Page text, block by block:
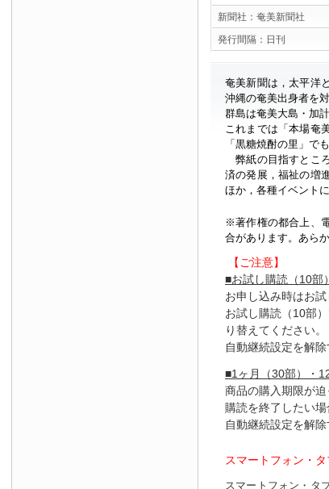
新聞社： 奄美新聞社
発行間隔： 日刊
奄美新聞は，太平洋
沖縄の奄美出身者を
群島は奄美大島・加
これまでは「本場奄
「黒糖焼酎の里」で
弊紙の目指すとこ
済の発展，福祉の増
ほか，各種イベント
※著作権の都合上、
合があります。あら
【ご注意】
■お試し購読（10部
お申し込み時はお
お試し購読（10部
り替えてください。
自動継続設定を解
■1ヶ月（30部）・
商品の購入期限が迫
購読を終了したい
自動継続設定を解
スマートフォン・タ
スマートフォン・タ